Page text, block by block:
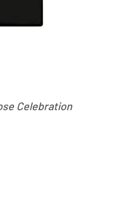
Celebration